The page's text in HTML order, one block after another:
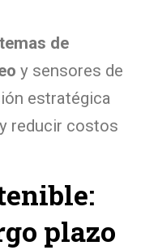
de
y sensores de
estratégica
reducir costos
plazo